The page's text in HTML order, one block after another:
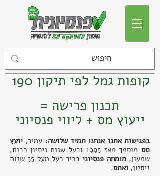
קופות גמל לפי תיקון 190
תכנון פרישה =
ייעוץ מס + ליווי פנסיוני
בפגישות אתנו אנחנו תמיד שלושה: עמיר, יועץ
מסמוסמך מאז 1995 ו
בעל שנות ניסיון רבות,
שמעון,מומחה פנסיוני
בכיר בעל מעל 35 שנות
ניסיון, ואתם.